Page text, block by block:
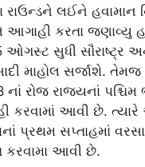
રાઉન્ડને લઈને હવામાન
આગાહી કરતા જણાવ્યુ
સુધી સૌરાષ્ટ્ર
માહોલ સર્જાશે.
રોજ રાજ્યનાં પશ્ચિમ
કરવામાં આવી છે. ત્યારે
પ્રથમ સપ્તાહમાં
આવી છે.